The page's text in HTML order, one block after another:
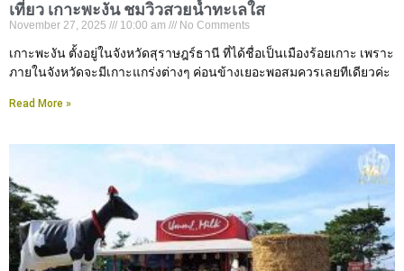
เที่ยว เกาะพะงัน ชมวิวสวยน้ำทะเลใส
November 27, 2025 10:00 am No Comments
เกาะพะงัน ตั้งอยู่ในจังหวัดสุราษฎร์ธานี ที่ได้ชื่อเป็นเมืองร้อยเกาะ เพราะ
ภายในจังหวัดจะมีเกาะแกร่งต่างๆ ค่อนข้างเยอะพอสมควรเลยทีเดียวค่ะ
Read More »